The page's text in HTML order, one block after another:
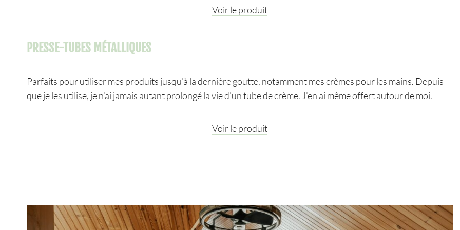
Voir le produit
PRESSE-TUBES MÉTALLIQUES
Parfaits pour utiliser mes produits jusqu’à la dernière goutte, notamment mes crèmes pour les mains. Depuis
que je les utilise, je n’ai jamais autant prolongé la vie d’un tube de crème. J’en ai même offert autour de moi.
Voir le produit